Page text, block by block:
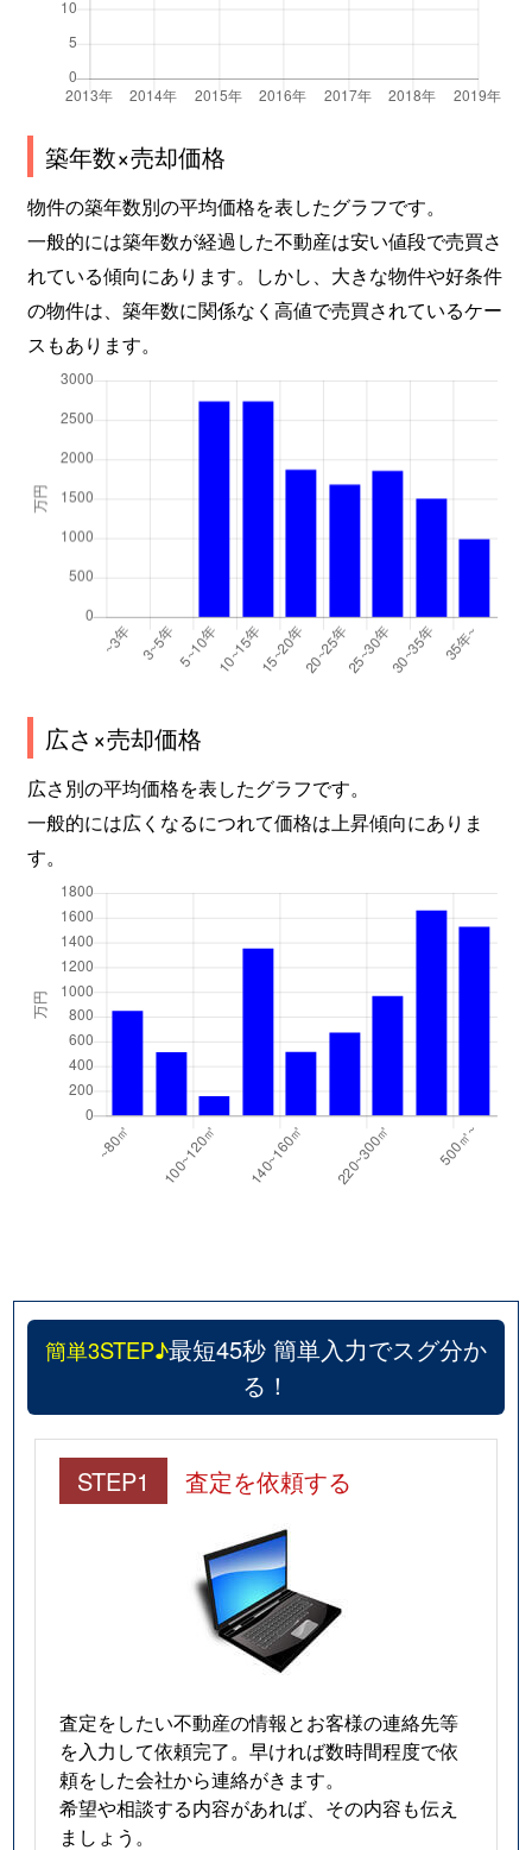
築年数×売却価格
物件の築年数別の平均価格を表したグラフです。
一般的には築年数が経過した不動産は安い値段で売買さ
れている傾向にあります。しかし、大きな物件や好条件
の物件は、築年数に関係なく高値で売買されているケー
スもあります。
広さ×売却価格
広さ別の平均価格を表したグラフです。
一般的には広くなるにつれて価格は上昇傾向にありま
す。
簡単3STEP♪最短45秒 簡単入力でスグ分か
る！
STEP1 査定を依頼する
査定をしたい不動産の情報とお客様の連絡先等
を入力して依頼完了。早ければ数時間程度で依
頼をした会社から連絡がきます。
希望や相談する内容があれば、その内容も伝え
ましょう。